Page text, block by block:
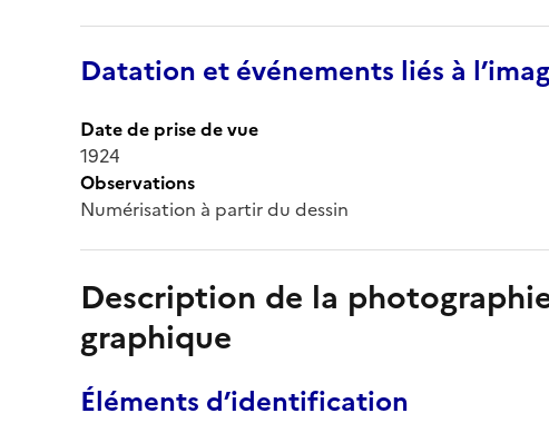
Datation et événements liés à
Date de prise de vue
1924
Observations
Numérisation à partir du dessin
Description de la
graphique
Éléments d’identification